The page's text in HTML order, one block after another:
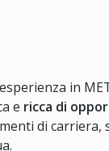
in
e ricca di
di